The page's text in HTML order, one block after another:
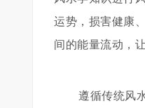
运势，损害健康
间的能量流动，
遵循传统风